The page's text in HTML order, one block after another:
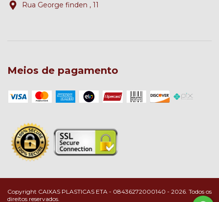
Rua George finden , 11
Meios de pagamento
Copyright CAIXAS PLASTICAS ETA - 08436272000140 - 2026. Todos os
direitos reservados.